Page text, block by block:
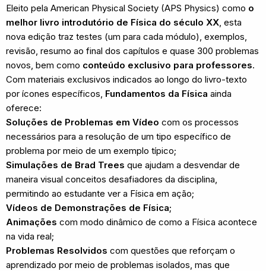
Eleito pela American Physical Society (APS Physics) como o
melhor livro introdutório de Física do século XX, esta
nova edição traz testes (um para cada módulo), exemplos,
revisão, resumo ao final dos capítulos e quase 300 problemas
novos, bem como conteúdo exclusivo para professores.
Com materiais exclusivos indicados ao longo do livro-texto
por ícones específicos, Fundamentos da Física ainda
oferece:
Soluções de Problemas em Vídeo com os processos
necessários para a resolução de um tipo específico de
problema por meio de um exemplo típico;
Simulações de Brad Trees que ajudam a desvendar de
maneira visual conceitos desafiadores da disciplina,
permitindo ao estudante ver a Física em ação;
Vídeos de Demonstrações de Física;
Animações com modo dinâmico de como a Física acontece
na vida real;
Problemas Resolvidos com questões que reforçam o
aprendizado por meio de problemas isolados, mas que